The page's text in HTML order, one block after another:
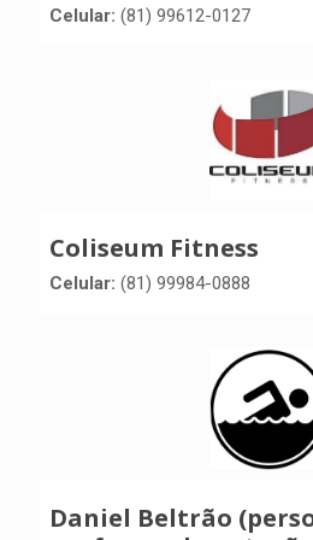
Celular: (81) 99612-0127
Coliseum Fitness
Celular: (81) 99984-0888
Daniel Beltrão